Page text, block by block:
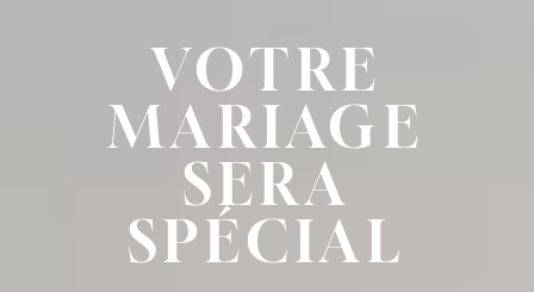
VOTRE
MARIAGE
SERA
SPÉCIAL